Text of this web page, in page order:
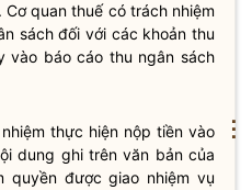
Cơ quanthuếcó trách nhiệm
sách đối với các khoản thu
vào báo cáo thu ngân sách
thực hiện nộp tiền vào
dung ghi trên văn bản của
quyềnđược giao nhiệm vụ
⋮